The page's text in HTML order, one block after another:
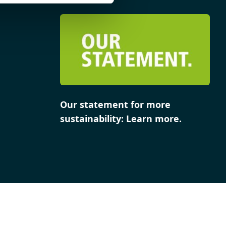
Our statement for more
sustainability: Learn more.